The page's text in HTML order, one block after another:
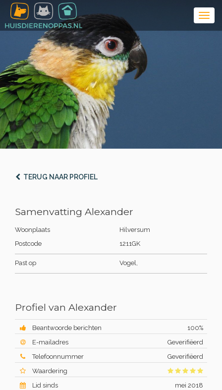
TERUG NAAR PROFIEL
Samenvatting Alexander
Woonplaats
Hilversum
Postcode
1211GK
Past op Vogel,
Profiel van Alexander
Beantwoorde berichten
100%
E-mailadres
Geverifiëerd
Telefoonnummer
Geverifiëerd
Waardering
Lid sinds
mei 2018